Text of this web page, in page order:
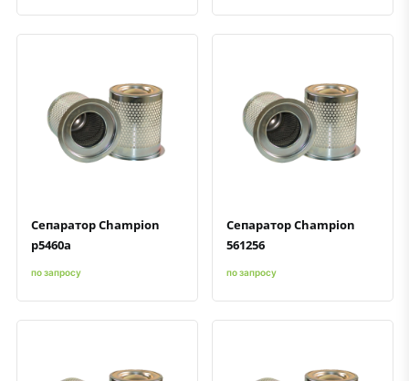
Быстрый просмотрДобавить к сравнению
Добавить в избранное
Сепаратор Champion
p5460a
по запросу
Быстрый просмотрДобавить к сравнению
Добавить в избранное
Сепаратор Champion
561256
по запросу